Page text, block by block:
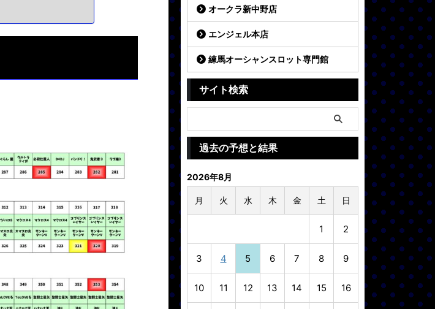
オークラ新中野店
エンジェル本店
練馬オーシャンスロット専門館
サイト検索
過去の予想と結果
2026年8月
月 火 水 木 金 土 日
1 2
3 4 5 6 7 8 9
10 11 12 13 14 15 16